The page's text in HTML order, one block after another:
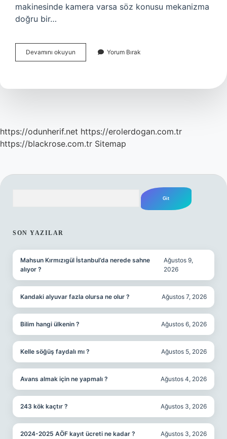
makinesinde kamera varsa söz konusu mekanizma
doğru bir…
Devamını okuyun
Kamera
Kadar
Yorum Bırak
https://odunherif.net https://erolerdogan.com.tr
https://blackrose.com.tr Sitemap
SON YAZILAR
Mahsun Kırmızıgül İstanbul’da nerede sahne
alıyor ?
Ağustos 9,
2026
Kandaki alyuvar fazla olursa ne olur ? Ağustos 7, 2026
Bilim hangi ülkenin ? Ağustos 6, 2026
Kelle söğüş faydalı mı ? Ağustos 5, 2026
Avans almak için ne yapmalı ? Ağustos 4, 2026
243 kök kaçtır ? Ağustos 3, 2026
2024-2025 AÖF kayıt ücreti ne kadar ? Ağustos 3, 2026